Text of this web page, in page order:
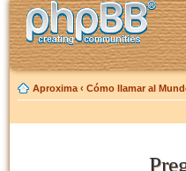
Aproxima ‹ Cómo llamar al